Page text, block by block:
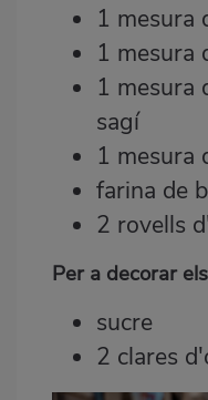
1 mesura
1 mesura
1 mesura
sagí
1 mesura
farina de
2 rovells
Per a decorar
sucre
2 clares